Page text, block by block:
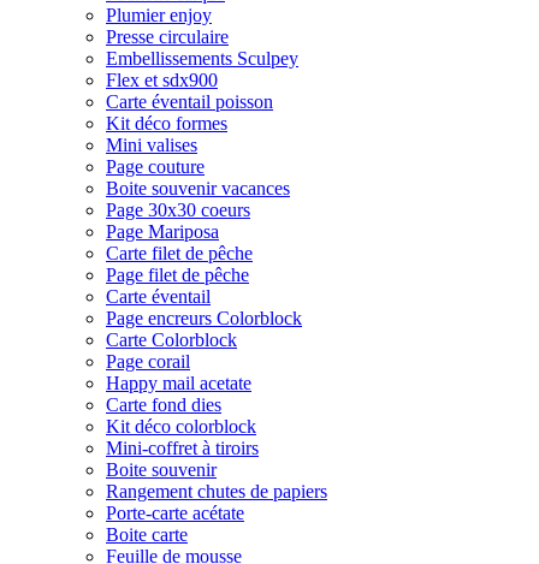
Plumier enjoy
Presse circulaire
Embellissements Sculpey
Flex et sdx900
Carte éventail poisson
Kit déco formes
Mini valises
Page couture
Boite souvenir vacances
Page 30x30 coeurs
Page Mariposa
Carte filet de pêche
Page filet de pêche
Carte éventail
Page encreurs Colorblock
Carte Colorblock
Page corail
Happy mail acetate
Carte fond dies
Kit déco colorblock
Mini-coffret à tiroirs
Boite souvenir
Rangement chutes de papiers
Porte-carte acétate
Boite carte
Feuille de mousse